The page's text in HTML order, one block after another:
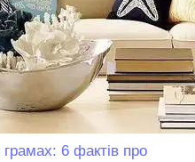
6 фактів про